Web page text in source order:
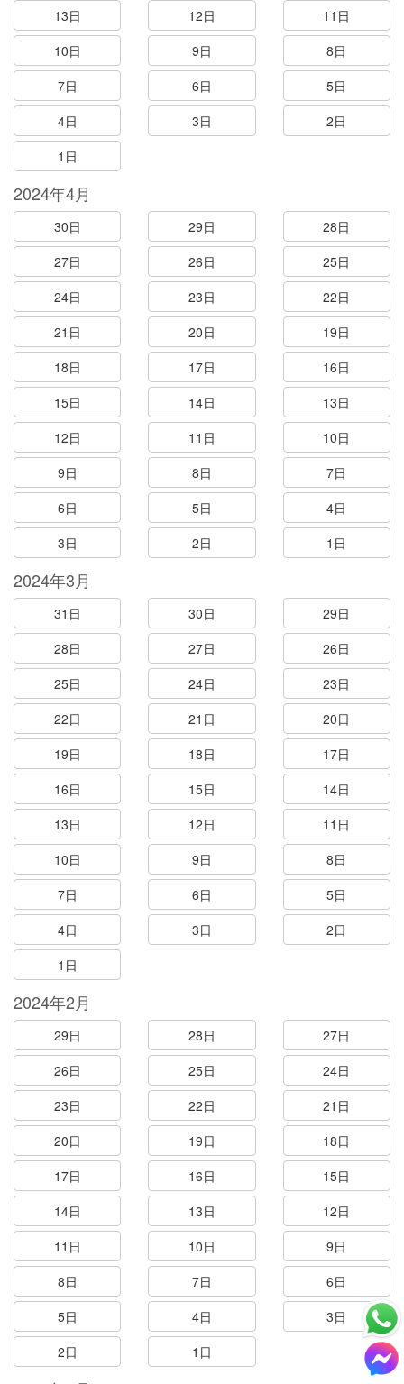
13日
12日
11日
10日
9日
8日
7日
6日
5日
4日
3日
2日
1日
2024年4月
30日 29日
28日
27日
26日
25日
24日
23日
22日
21日
20日
19日
18日
17日
16日
15日
14日
13日
12日
11日
10日
9日
8日
7日
6日
5日
4日
3日
2日 1日
2024年3月
31日 30日
29日
28日
27日
26日
25日
24日
23日
22日
21日
20日
19日
18日
17日
16日
15日
14日
13日
12日
11日
10日
9日
8日
7日
6日
5日
4日
3日
2日
1日
2024年2月
29日 28日
27日
26日
25日
24日
23日
22日
21日
20日
19日
18日
17日
16日
15日
14日
13日
12日
11日
10日
9日
8日
7日
6日
5日
4日
3日
2日
1日